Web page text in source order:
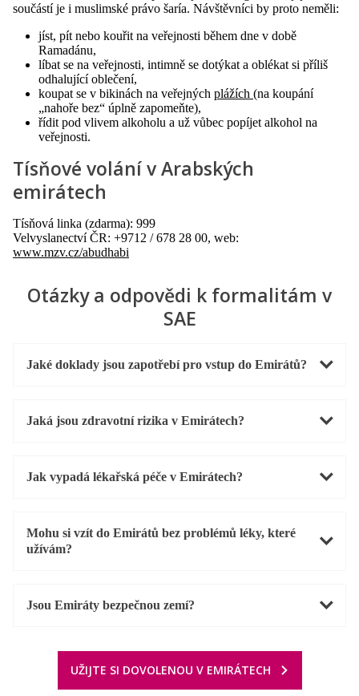
součástí je i muslimské právo šaría. Návštěvníci by proto neměli:
jíst, pít nebo kouřit na veřejnosti během dne v době
Ramadánu,
líbat se na veřejnosti, intimně se dotýkat a oblékat si příliš
odhalující oblečení,
koupat se v bikinách na veřejných plážích (na koupání
„nahoře bez“ úplně zapomeňte),
řídit pod vlivem alkoholu a už vůbec popíjet alkohol na
veřejnosti.
Tísňové volání v Arabských
emirátech
Tísňová linka (zdarma): 999
Velvyslanectví ČR: +9712 / 678 28 00, web:
www.mzv.cz/abudhabi
Otázky a odpovědi k formalitám v
SAE
Jaké doklady jsou zapotřebí pro vstup do Emirátů?
Jaká jsou zdravotní rizika v Emirátech?
Jak vypadá lékařská péče v Emirátech?
Mohu si vzít do Emirátů bez problémů léky, které
užívám?
Jsou Emiráty bezpečnou zemí?
UŽIJTE SI DOVOLENOU V EMIRÁTECH